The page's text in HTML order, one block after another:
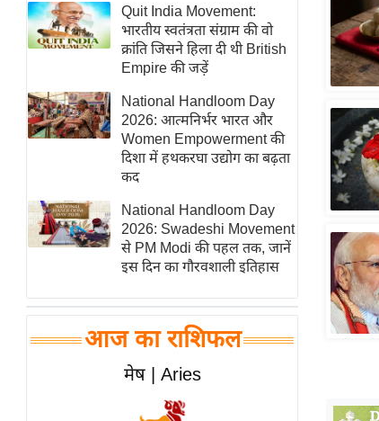
Hindi
Videos
IPL
2026
ई-पेपर
मिसाल बेमिसाल
शख्सियत
यंग इंडिया
साहित्य जगत
ऑटो वर्ल्ड
न्यूज ब्रीफ
बॉलीवुड
हॉलीवुड
फिल्म समीक्षा
Quit India Movement:
भारतीय स्वतंत्रता संग्राम की वो
क्रांति जिसने हिला दी थी British
Empire की जड़ें
National Handloom Day
2026: आत्मनिर्भर भारत और
Women Empowerment की
दिशा में हथकरघा उद्योग का बढ़ता
कद
National Handloom Day
2026: Swadeshi Movement
से PM Modi की पहल तक, जानें
इस दिन का गौरवशाली इतिहास
आज का राशिफल
मेष | Aries